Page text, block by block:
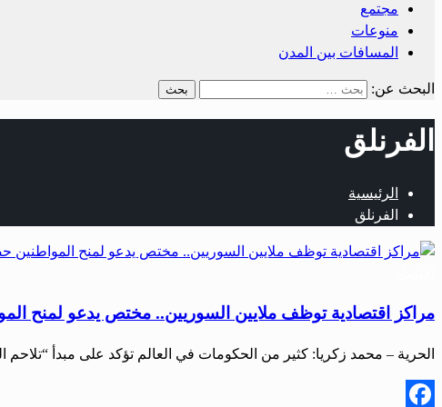
مجتمع
منوعات
المسافات بين المدن
البحث عن:
الفرنلق
الرئيسية
الفرنلق
مراكز اقتصادية توظف ملايين السوريين.. مختص يدعو لمنح
الحرية – محمد زكريا: كثير من الحكومات في العالم تؤكد على مبدأ “تلاحم